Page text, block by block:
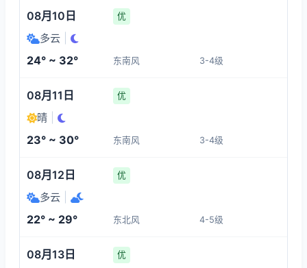
19:00
24°
20:00
5-6
08月10日 优
多云
24° ~ 32° 东南风 3-4级
08月11日 优
晴
23° ~ 30° 东南风 3-4级
08月12日 优
多云
22° ~ 29° 东北风 4-5级
08月13日 优